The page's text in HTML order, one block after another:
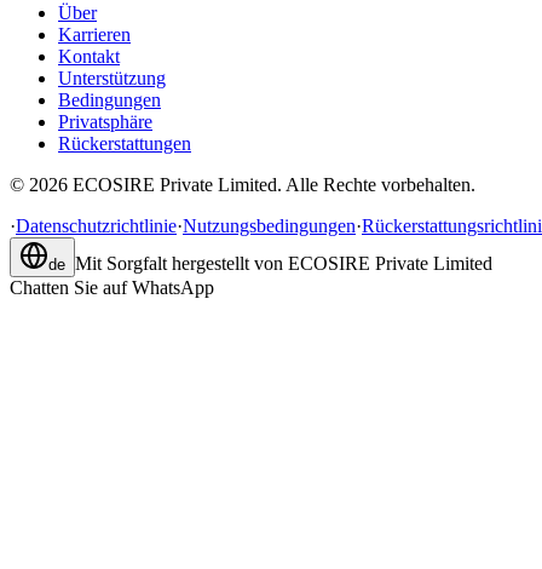
Über
Karrieren
Kontakt
Unterstützung
Bedingungen
Privatsphäre
Rückerstattungen
© 2026 ECOSIRE Private Limited. Alle Rechte vorbehalten.
·Datenschutzrichtlinie·Nutzungsbedingungen·
de Mit Sorgfalt hergestellt von ECOSIRE Private Limited
Chatten Sie auf WhatsApp